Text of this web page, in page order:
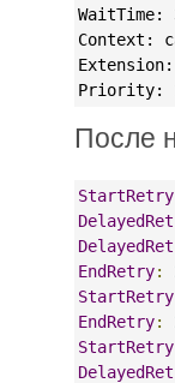
WaitTime:
Context:
Priority:
После
StartRetry
EndRetry:
StartRetry
EndRetry:
StartRetry